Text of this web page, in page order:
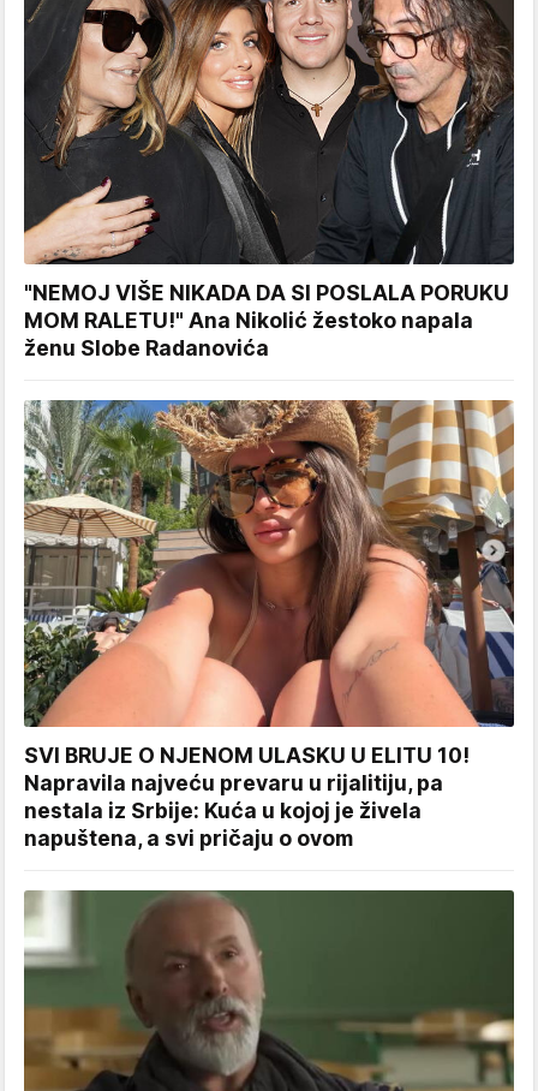
"NEMOJ VIŠE NIKADA DA SI POSLALA PORUKU
MOM RALETU!" Ana Nikolić žestoko napala
ženu Slobe Radanovića
SVI BRUJE O NJENOM ULASKU U ELITU 10!
Napravila najveću prevaru u rijalitiju, pa
nestala iz Srbije: Kuća u kojoj je živela
napuštena, a svi pričaju o ovom